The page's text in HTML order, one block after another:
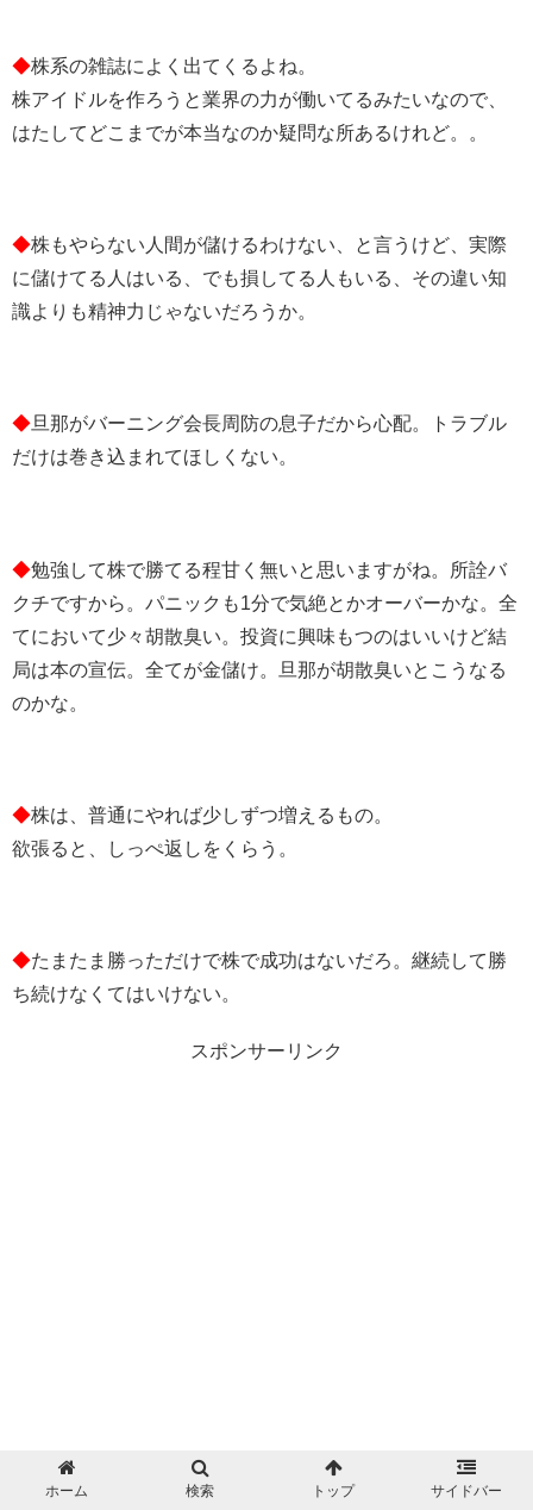
◆株系の雑誌によく出てくるよね。
株アイドルを作ろうと業界の力が働いてるみたいなので、
はたしてどこまでが本当なのか疑問な所あるけれど。。
◆株もやらない人間が儲けるわけない、と言うけど、実際
に儲けてる人はいる、でも損してる人もいる、その違い知
識よりも精神力じゃないだろうか。
◆旦那がバーニング会長周防の息子だから心配。トラブル
だけは巻き込まれてほしくない。
◆勉強して株で勝てる程甘く無いと思いますがね。所詮バ
クチですから。パニックも1分で気絶とかオーバーかな。全
てにおいて少々胡散臭い。投資に興味もつのはいいけど結
局は本の宣伝。全てが金儲け。旦那が胡散臭いとこうなる
のかな。
◆株は、普通にやれば少しずつ増えるもの。
欲張ると、しっぺ返しをくらう。
◆たまたま勝っただけで株で成功はないだろ。継続して勝
ち続けなくてはいけない。
スポンサーリンク
ホーム 検索 トップ サイドバー